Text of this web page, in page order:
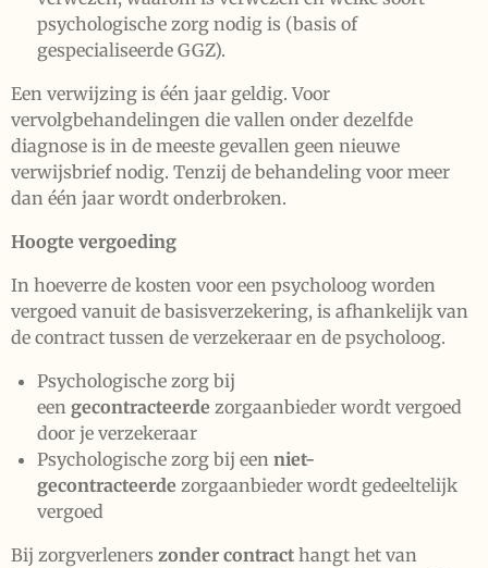
psychologische zorg nodig is (basis of
gespecialiseerde GGZ).
Een verwijzing is één jaar geldig. Voor
vervolgbehandelingen die vallen onder dezelfde
diagnose is in de meeste gevallen geen nieuwe
verwijsbrief nodig. Tenzij de behandeling voor meer
dan één jaar wordt onderbroken.
Hoogte vergoeding
In hoeverre de kosten voor een psycholoog worden
vergoed vanuit de basisverzekering, is afhankelijk van
de contract tussen de verzekeraar en de psycholoog.
Psychologische zorg bij
een gecontracteerde zorgaanbieder wordt vergoed
door je verzekeraar
Psychologische zorg bij een niet-
gecontracteerde zorgaanbieder wordt gedeeltelijk
vergoed
Bij zorgverleners zonder contract hangt het van